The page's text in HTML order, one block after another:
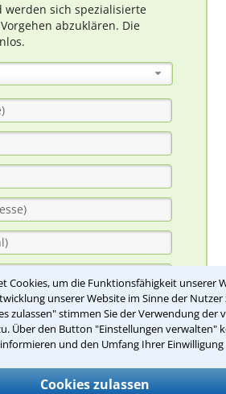
Cookies, um die Funktionsfähigkeit unserer
unserer Website im Sinne der
zulassen" stimmen Sie der Verwendung der
Über den Button "Einstellungen verwalten"
und den Umfang Ihrer
Cookies zulassen
werden sich spezialisierte
abzuklären. Die